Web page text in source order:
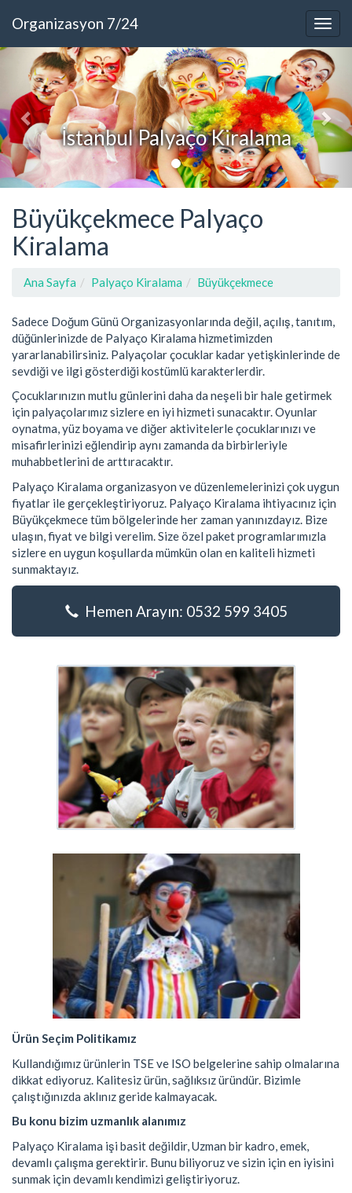
Organizasyon 7/24
İstanbul Palyaço Kiralama
Büyükçekmece Palyaço
Kiralama
Ana Sayfa Palyaço Kiralama Büyükçekmece
Sadece Doğum Günü Organizasyonlarında değil, açılış, tanıtım,
düğünlerinizde de Palyaço Kiralama hizmetimizden
yararlanabilirsiniz. Palyaçolar çocuklar kadar yetişkinlerinde de
sevdiği ve ilgi gösterdiği kostümlü karakterlerdir.
Çocuklarınızın mutlu günlerini daha da neşeli bir hale getirmek
için palyaçolarımız sizlere en iyi hizmeti sunacaktır. Oyunlar
oynatma, yüz boyama ve diğer aktivitelerle çocuklarınızı ve
misafirlerinizi eğlendirip aynı zamanda da birbirleriyle
muhabbetlerini de arttıracaktır.
Palyaço Kiralama organizasyon ve düzenlemelerinizi çok uygun
fiyatlar ile gerçekleştiriyoruz. Palyaço Kiralama ihtiyacınız için
Büyükçekmece tüm bölgelerinde her zaman yanınızdayız. Bize
ulaşın, fiyat ve bilgi verelim. Size özel paket programlarımızla
sizlere en uygun koşullarda mümkün olan en kaliteli hizmeti
sunmaktayız.
Hemen Arayın: 0532 599 3405
Ürün Seçim Politikamız
Kullandığımız ürünlerin TSE ve ISO belgelerine sahip olmalarına
dikkat ediyoruz. Kalitesiz ürün, sağlıksız üründür. Bizimle
çalıştığınızda aklınız geride kalmayacak.
Bu konu bizim uzmanlık alanımız
Palyaço Kiralama işi basit değildir, Uzman bir kadro, emek,
devamlı çalışma gerektirir. Bunu biliyoruz ve sizin için en iyisini
sunmak için devamlı kendimizi geliştiriyoruz.